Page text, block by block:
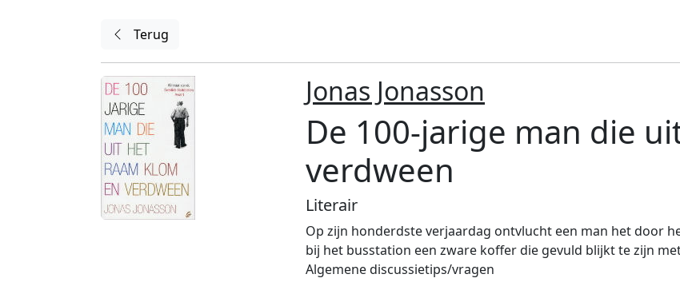
Terug
Jonas Jonasson
De 100-jarige man die
verdween
Literair
Op zijn honderdste verjaardag ontvlucht een man het door
bij het busstation een zware koffer die gevuld blijkt te zijn
Algemene discussietips/vragen